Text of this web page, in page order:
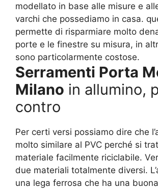
modellato in base alle misure e
varchi che possediamo in casa.
permette di risparmiare molto
porte e le finestre su misura, in
sono particolarmente costose.
Serramenti Porta
Milano in allumino,
contro
Per certi versi possiamo dire che
molto similare al PVC perché si
materiale facilmente riciclabile.
due materiali totalmente diversi.
una lega ferrosa che ha una